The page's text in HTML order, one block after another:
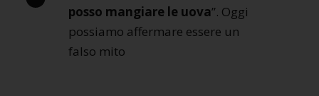
posso mangiare le uova”. Oggi
possiamo affermare essere un
falso mito